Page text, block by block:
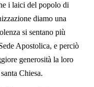
i laici del popolo di
diamo una
si sentano più
Apostolica, e perciò
generosità la loro
Chiesa.